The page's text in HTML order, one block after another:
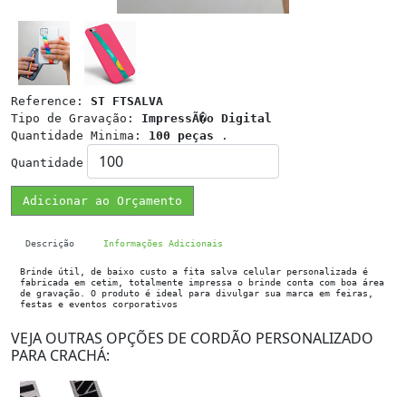
Reference: ST FTSALVA
Tipo de Gravação: ImpressÃ�o Digital
Quantidade Minima: 100 peças .
Quantidade
Adicionar ao Orçamento
Descrição Informações Adicionais
Brinde útil, de baixo custo a fita salva celular personalizada é
fabricada em cetim, totalmente impressa o brinde conta com boa área
de gravação. O produto é ideal para divulgar sua marca em feiras,
festas e eventos corporativos
VEJA OUTRAS OPÇÕES DE CORDÃO PERSONALIZADO
PARA CRACHÁ: